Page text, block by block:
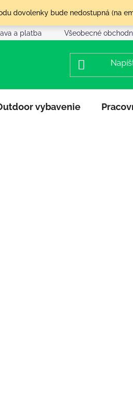
dovolenky bude nedostupná (na
a platba Všeobecné
vybavenie